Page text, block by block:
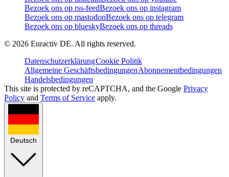
Bezoek ons op rss-feedBezoek ons op instagram
Bezoek ons op mastodonBezoek ons op telegram
Bezoek ons op blueskyBezoek ons op threads
© 2026 Euractiv DE. All rights reserved.
DatenschutzerklärungCookie Politik
Allgemeine GeschäftsbedingungenAbonnementbedingungen
Handelsbedingungen
This site is protected by reCAPTCHA, and the Google Privacy
Policy and Terms of Service apply.
Deutsch